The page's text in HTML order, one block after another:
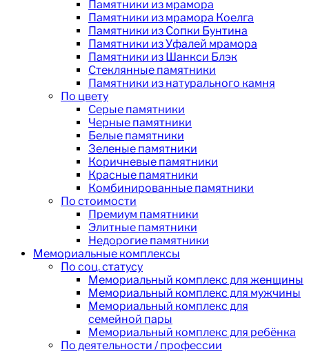
Памятники из мрамора
Памятники из мрамора Коелга
Памятники из Сопки Бунтина
Памятники из Уфалей мрамора
Памятники из Шанкси Блэк
Стеклянные памятники
Памятники из натурального камня
По цвету
Серые памятники
Черные памятники
Белые памятники
Зеленые памятники
Коричневые памятники
Красные памятники
Комбинированные памятники
По стоимости
Премиум памятники
Элитные памятники
Недорогие памятники
Мемориальные комплексы
По соц. статусу
Мемориальный комплекс для женщины
Мемориальный комплекс для мужчины
Мемориальный комплекс для
семейной пары
Мемориальный комплекс для ребёнка
По деятельности / профессии